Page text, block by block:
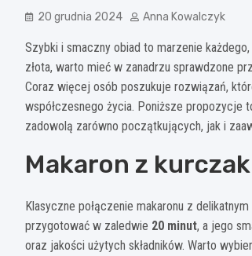
20 grudnia 2024 Anna Kowalczyk
Szybki i smaczny obiad to marzenie
złota, warto mieć w zanadrzu sprawdzone
Coraz więcej osób poszukuje rozwiązań,
współczesnego życia. Poniższe propozycje
zadowolą zarówno początkujących, jak i
Makaron z
Klasyczne połączenie makaronu z
przygotować w zaledwie 20 minut, a jego
oraz jakości użytych składników. Warto